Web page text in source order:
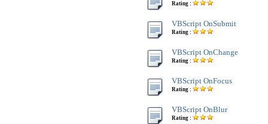
Rating :
VBScript OnSubmit
Rating :
VBScript OnChange
Rating :
VBScript OnFocus
Rating :
VBScript OnBlur
Rating :